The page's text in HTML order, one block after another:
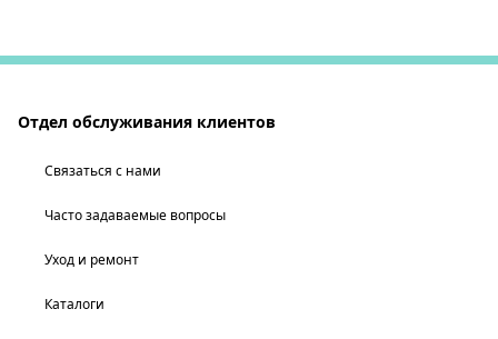
Отдел обслуживания клиентов
Связаться с нами
Часто задаваемые вопросы
Уход и ремонт
Каталоги